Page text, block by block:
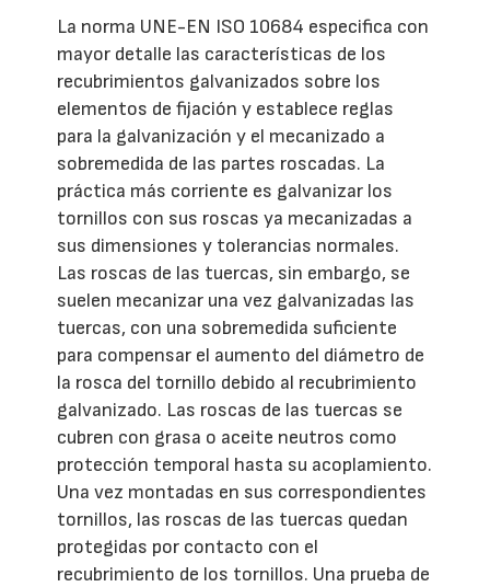
La norma UNE-EN ISO 10684 especifica con
mayor detalle las características de los
recubrimientos galvanizados sobre los
elementos de fijación y establece reglas
para la galvanización y el mecanizado a
sobremedida de las partes roscadas. La
práctica más corriente es galvanizar los
tornillos con sus roscas ya mecanizadas a
sus dimensiones y tolerancias normales.
Las roscas de las tuercas, sin embargo, se
suelen mecanizar una vez galvanizadas las
tuercas, con una sobremedida suficiente
para compensar el aumento del diámetro de
la rosca del tornillo debido al recubrimiento
galvanizado. Las roscas de las tuercas se
cubren con grasa o aceite neutros como
protección temporal hasta su acoplamiento.
Una vez montadas en sus correspondientes
tornillos, las roscas de las tuercas quedan
protegidas por contacto con el
recubrimiento de los tornillos. Una prueba de